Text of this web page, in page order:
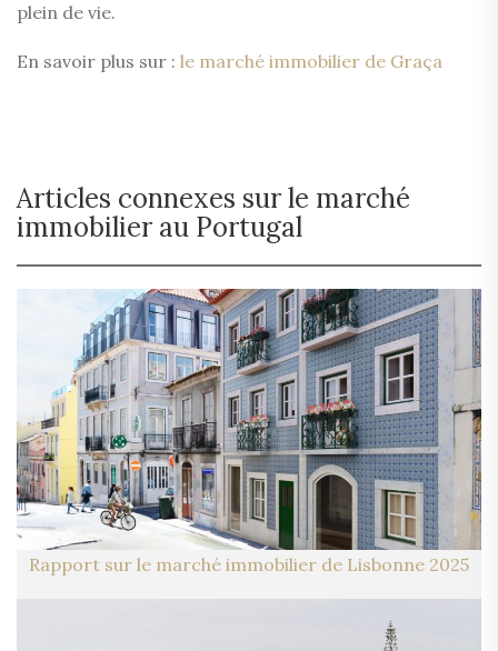
plein de vie.
En savoir plus sur : le marché immobilier de Graça
Articles connexes sur le marché
immobilier au Portugal
Rapport sur le marché immobilier de Lisbonne 2025